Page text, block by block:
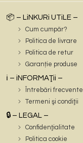
📦 – LiNKURi UTiLE –
Cum cumpăr?
Politica de livrare
Politica de retur
Garanție produse
ℹ️ – iNFORMAŢii –
Întrebări frecvente
Termeni şi condiţii
🔒 – LEGAL –
Confidenţialitate
Politica cookie